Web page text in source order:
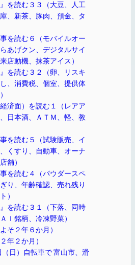
を読む３３（大豆、人工
、新茶、豚肉、預金、タ
を読む６（モバイルオー
あげクン、デジタルサイ
店動機、抹茶アイス）
を読む３２（卵、リスキ
、消費税、個室、提供体
済面）を読む１（レアア
日本酒、ＡＴＭ、軽、教
を読む５（試験販売、イ
くすり、自動車、オーナ
舗）
事を読む４（パウダースペ
り、年齢確認、売れ残り
）
』を読む３１（下落、同時
Ｉ銘柄、冷凍野菜）
そ２年６か月）
年２か月）
日）自転車で 富山市、滑